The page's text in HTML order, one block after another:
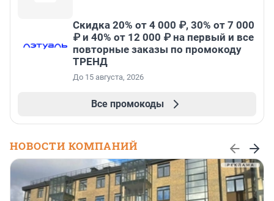
Скидка 20% от 4 000 ₽, 30% от 7 000
₽ и 40% от 12 000 ₽ на первый и все
повторные заказы по промокоду
ТРЕНД
До 15 августа, 2026
Все промокоды
НОВОСТИ КОМПАНИЙ